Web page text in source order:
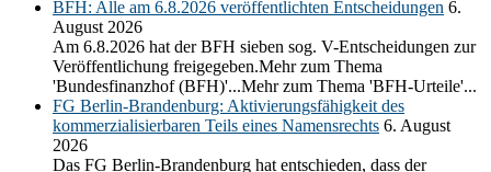
BFH: Alle am 6.8.2026 veröffentlichten Entscheidungen 6.
August 2026
Am 6.8.2026 hat der BFH sieben sog. V-Entscheidungen zur
Veröffentlichung freigegeben.Mehr zum Thema
'Bundesfinanzhof (BFH)'...Mehr zum Thema 'BFH-Urteile'...
FG Berlin-Brandenburg: Aktivierungsfähigkeit des
kommerzialisierbaren Teils eines Namensrechts 6. August
2026
Das FG Berlin-Brandenburg hat entschieden, dass der